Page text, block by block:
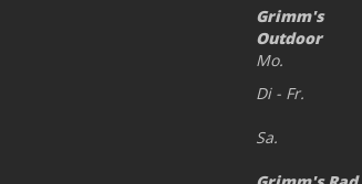
Grimm's
Outdoor
Mo.
Di - Fr.
Sa.